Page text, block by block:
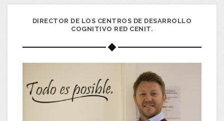
DIRECTOR DE LOS CENTROS DE DESARROLLO
COGNITIVO RED CENIT.